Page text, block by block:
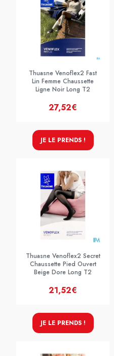
Thuasne Venoflex2 Fast
Lin Femme Chaussette
Ligne Noir Long T2
27,52€
JE LE PRENDS !
Thuasne Venoflex2 Secret
Chaussette Pied Ouvert
Beige Dore Long T2
21,52€
JE LE PRENDS !